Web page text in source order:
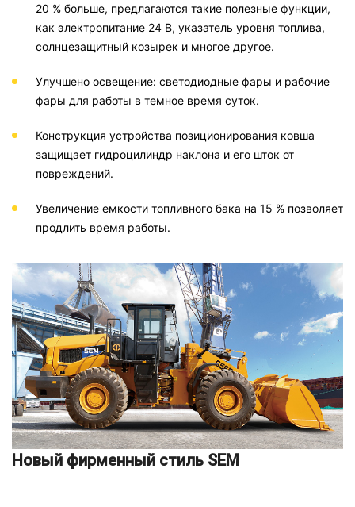
20 % больше, предлагаются такие полезные функции,
как электропитание 24 В, указатель уровня топлива,
солнцезащитный козырек и многое другое.
Улучшено освещение: светодиодные фары и рабочие
фары для работы в темное время суток.
Конструкция устройства позиционирования ковша
защищает гидроцилиндр наклона и его шток от
повреждений.
Увеличение емкости топливного бака на 15 % позволяет
продлить время работы.
Новый фирменный стиль SEM